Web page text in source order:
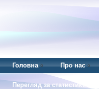
Головна Про нас
Перегляд за статистикою